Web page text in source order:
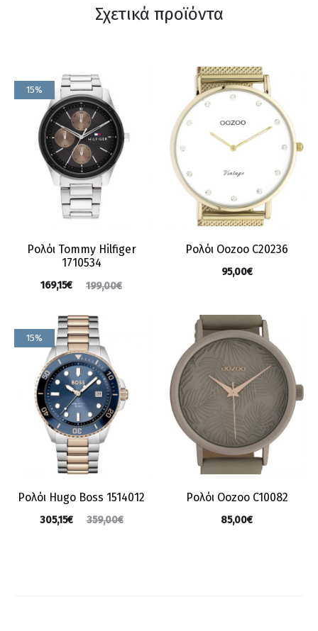
Σχετικά προϊόντα
15%
Ρολόι Tommy Hilfiger
1710534
199,00€
169,15€
Ρολόι Oozoo C20236
95,00€
15%
Ρολόι Hugo Boss 1514012
359,00€
305,15€
Ρολόι Oozoo C10082
85,00€